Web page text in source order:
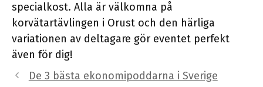
specialkost. Alla är välkomna på
korvätartävlingen i Orust och den härliga
variationen av deltagare gör eventet perfekt
även för dig!
De 3 bästa ekonomipoddarna i Sverige